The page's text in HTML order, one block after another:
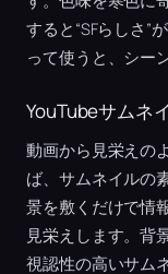
すると“SFらしさ”
って使うと、シー
YouTubeサムネ
動画から見栄えの
ば、サムネイルの
景を敷くだけで情
見栄えします。背
視認性の高いサム